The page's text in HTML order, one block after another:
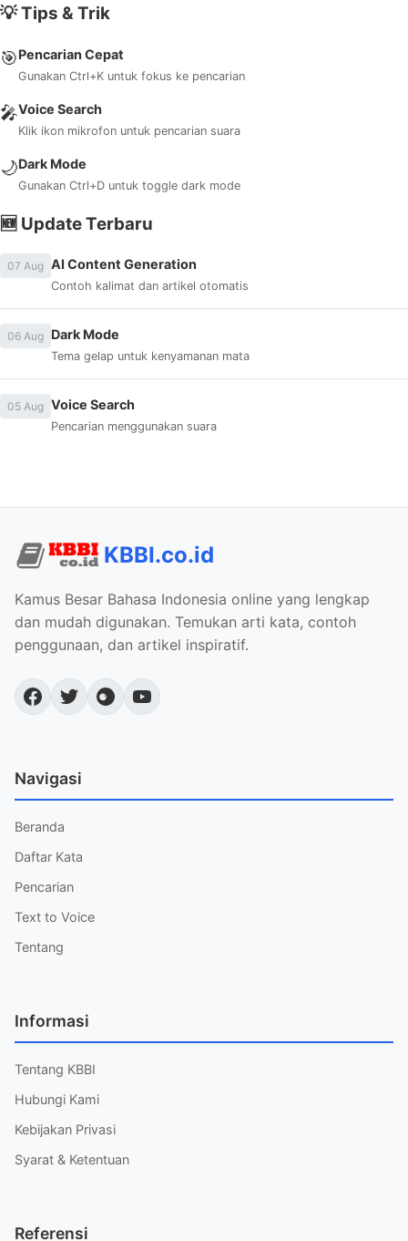
💡 Tips & Trik
🎯Pencarian Cepat
Gunakan Ctrl+K untuk fokus ke pencarian
🎤Voice Search
Klik ikon mikrofon untuk pencarian suara
🌙Dark Mode
Gunakan Ctrl+D untuk toggle dark mode
🆕 Update Terbaru
07 Aug AI Content Generation
Contoh kalimat dan artikel otomatis
06 Aug Dark Mode
Tema gelap untuk kenyamanan mata
05 Aug Voice Search
Pencarian menggunakan suara
KBBI.co.id
Kamus Besar Bahasa Indonesia online yang lengkap
dan mudah digunakan. Temukan arti kata, contoh
penggunaan, dan artikel inspiratif.
Navigasi
Beranda
Daftar Kata
Pencarian
Text to Voice
Tentang
Informasi
Tentang KBBI
Hubungi Kami
Kebijakan Privasi
Syarat & Ketentuan
Referensi